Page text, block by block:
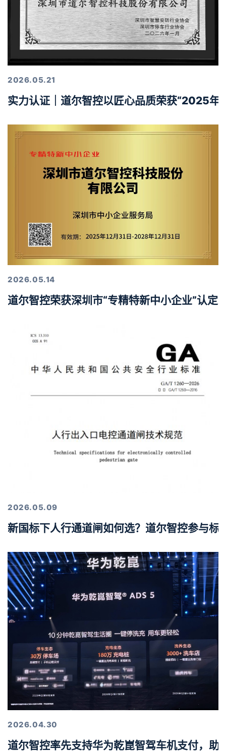
2026.05.21
实力认证｜道尔智控以匠心品质荣获“2025年
2026.05.14
道尔智控荣获深圳市“专精特新中小企业”认定
2026.05.09
新国标下人行通道闸如何选？道尔智控参与标
2026.04.30
道尔智控率先支持华为乾崑智驾车机支付，助